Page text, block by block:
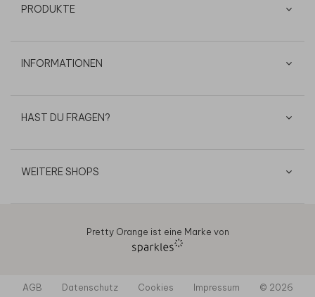
PRODUKTE
INFORMATIONEN
HAST DU FRAGEN?
WEITERE SHOPS
Pretty Orange ist eine Marke von
AGB Datenschutz Cookies Impressum © 2026